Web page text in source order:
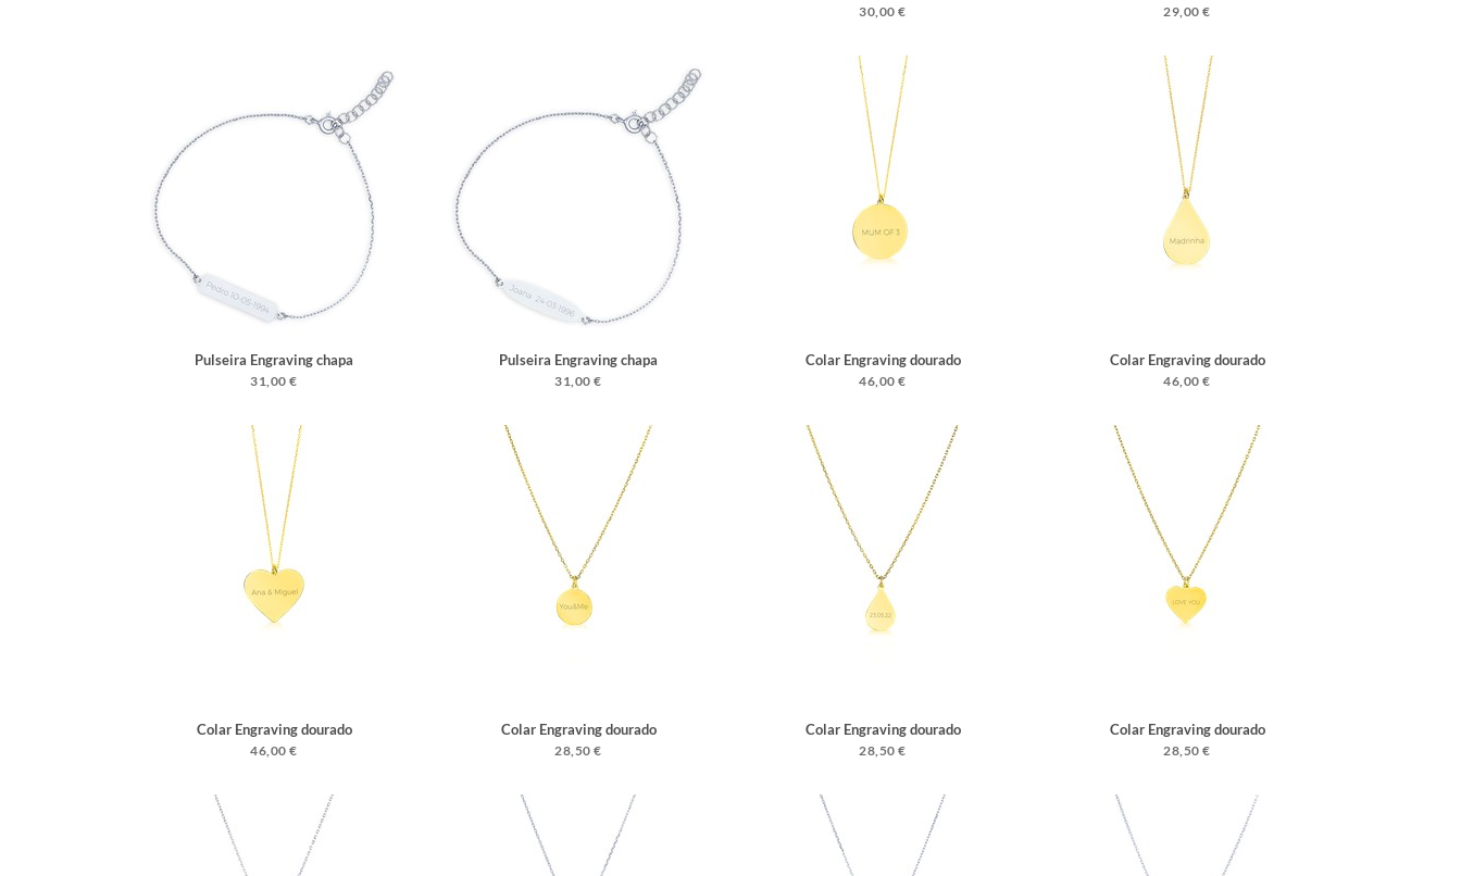
30,00 € 29,00 €
Pulseira Engraving chapa
31,00 €
Pulseira Engraving chapa
31,00 €
Colar Engraving dourado
46,00 €
Colar Engraving dourado
46,00 €
Colar Engraving dourado
46,00 €
Colar Engraving dourado
28,50 €
Colar Engraving dourado
28,50 €
Colar Engraving dourado
28,50 €